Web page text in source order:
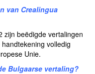
van Crealingua
zijn beëdigde vertalingen
volledig
Unie.
Bulgaarse vertaling?